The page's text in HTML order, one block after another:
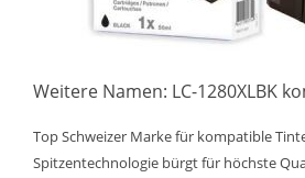
Weitere Namen: LC-1280XLBK
Top Schweizer Marke für kompatible
Spitzentechnologie bürgt für höchste